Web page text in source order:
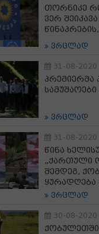
თორნიკე
ვერ
ვრცლად
31-08-2020
პრემიერმა
ვრცლად
31-08-2020
წინა
„ქართული
შემდეგ,
ყურადღება
ვრცლად
30-08-2020